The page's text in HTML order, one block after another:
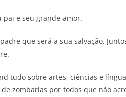
pai e seu grande amor.
que será a sua salvação.
tudo sobre artes, ciências e
zombarias por todos que não